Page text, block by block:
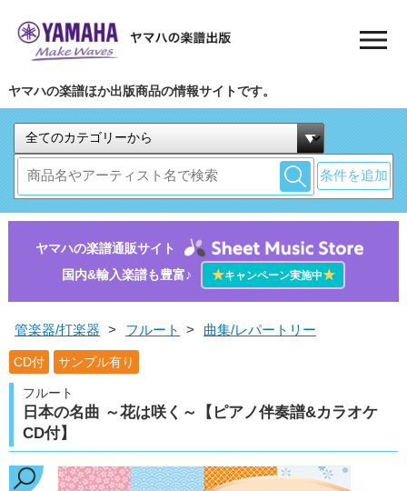
ヤマハの楽譜ほか出版商品の情報サイトです。
条件を追加
ヤマハの楽譜通販サイト
国内&輸入楽譜も豊富♪
★キャンペーン実施中★
管楽器/打楽器 > フルート > 曲集/レパートリー
CD付 サンプル有り
フルート
日本の名曲 ～花は咲く～【ピアノ伴奏譜&カラオケ
CD付】